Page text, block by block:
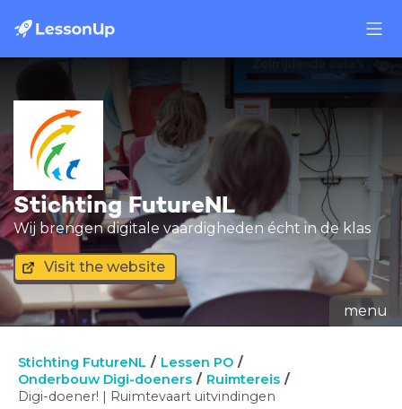
Stichting FutureNL
Wij brengen digitale vaardigheden écht in de klas
Visit the website
menu
Stichting FutureNL
Lessen PO
Onderbouw Digi-doeners
Ruimtereis
Digi-doener! | Ruimtevaart uitvindingen